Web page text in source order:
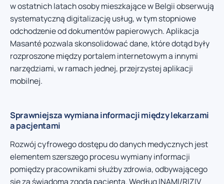
w ostatnich latach osoby mieszkające w Belgii obserwują
systematyczną digitalizację usług, w tym stopniowe
odchodzenie od dokumentów papierowych. Aplikacja
Masanté pozwala skonsolidować dane, które dotąd były
rozproszone między portalem internetowym a innymi
narzędziami, w ramach jednej, przejrzystej aplikacji
mobilnej.
Sprawniejsza wymiana informacji między lekarzami
a pacjentami
Rozwój cyfrowego dostępu do danych medycznych jest
elementem szerszego procesu wymiany informacji
pomiędzy pracownikami służby zdrowia, odbywającego
się za świadomą zgodą pacjenta. Według INAMI/RIZIV